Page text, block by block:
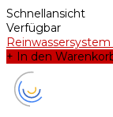
Schnellansicht
Verfügbar
Reinwassersystem
+ In den